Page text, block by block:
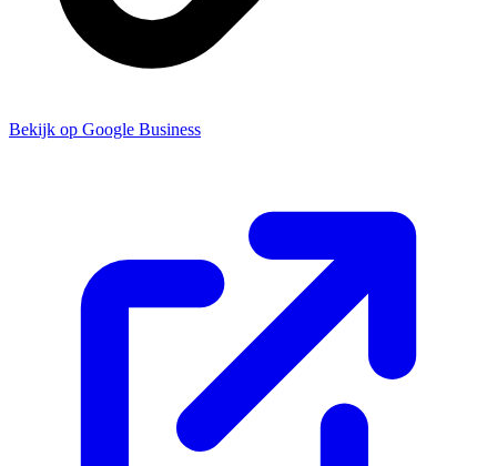
Bekijk op Google Business